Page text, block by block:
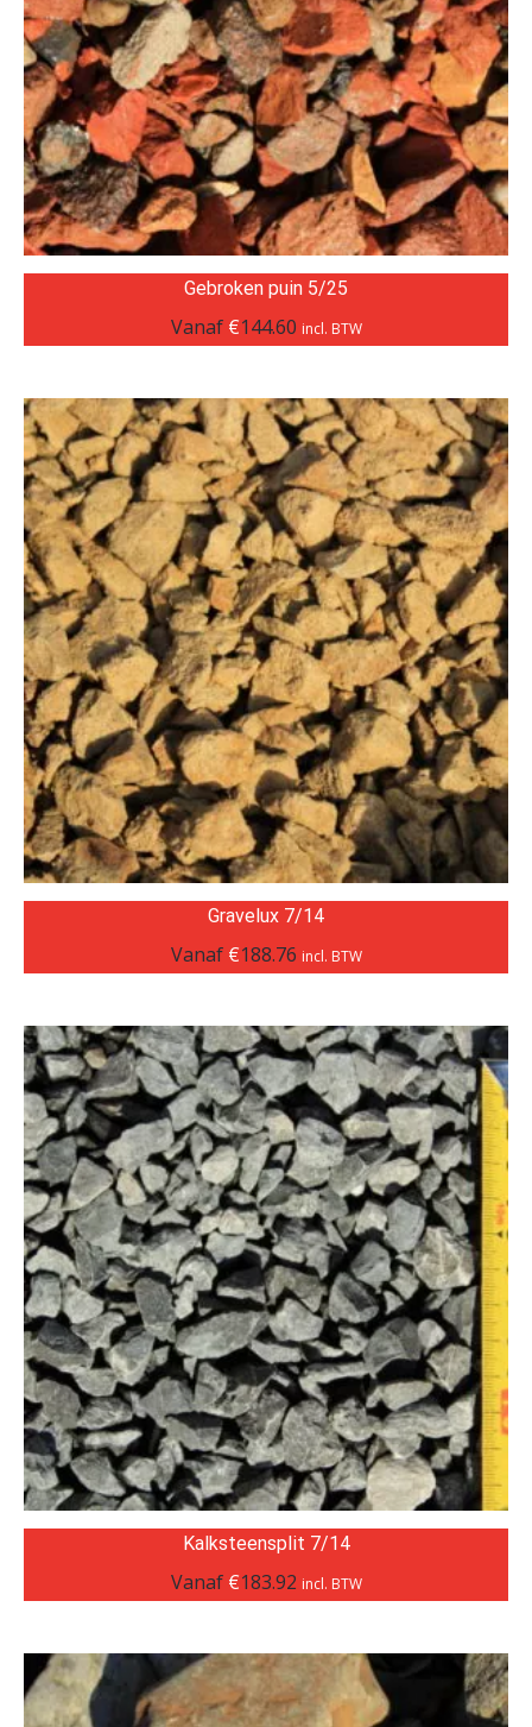
Gebroken puin 5/25
Vanaf €144.60 incl. BTW
Gravelux 7/14
Vanaf €188.76 incl. BTW
Kalksteensplit 7/14
Vanaf €183.92 incl. BTW